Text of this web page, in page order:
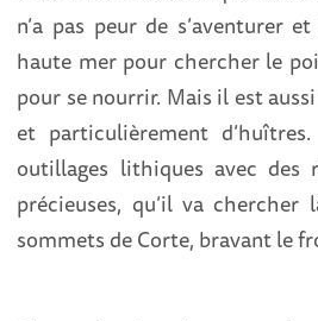
n’a pas peur de s’aventurer
haute mer pour chercher le
pour se nourrir. Mais il est
et particulièrement
outillages lithiques avec des
précieuses, qu’il va
sommets de Corte, bravant le